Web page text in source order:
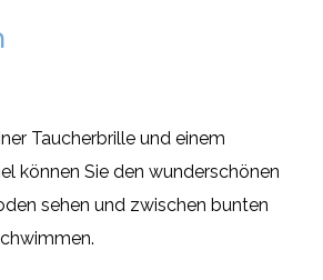
Taucherbrille und einem
können Sie den wunderschönen
sehen und zwischen bunten